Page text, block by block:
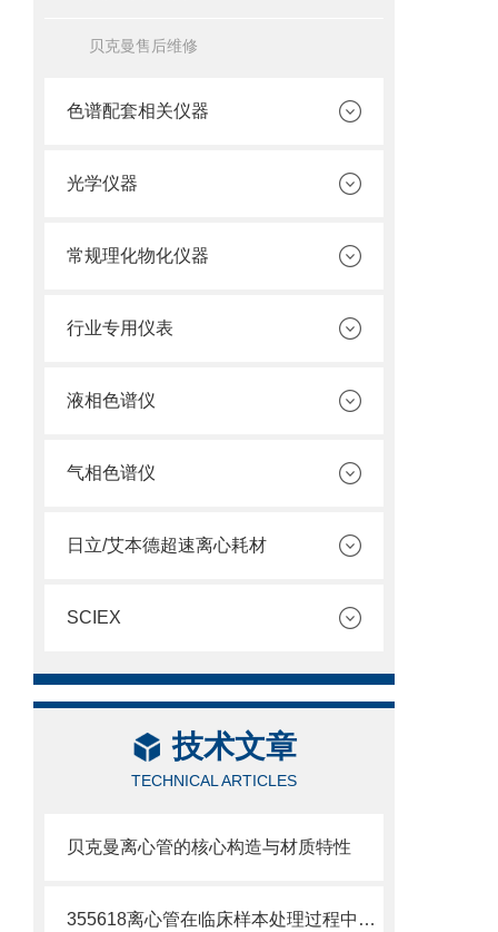
贝克曼售后维修
色谱配套相关仪器
光学仪器
常规理化物化仪器
行业专用仪表
液相色谱仪
气相色谱仪
日立/艾本德超速离心耗材
SCIEX
技术文章
TECHNICAL ARTICLES
贝克曼离心管的核心构造与材质特性
355618离心管在临床样本处理过程中的作用